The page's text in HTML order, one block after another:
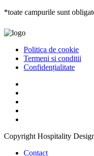
*toate campurile sunt
Politica de cookie
Termeni si conditii
Confidențialitate
Copyright Hospitality
Contact